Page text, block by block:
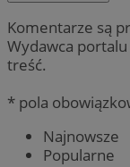
Komentarze są
Wydawca
treść.
* pola
Najnowsze
Popularne